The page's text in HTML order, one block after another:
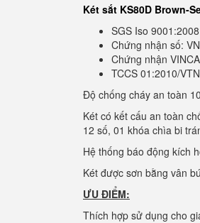
Két sắt KS80D Brown-
SGS Iso 9001:2008
Chứng nhận số:
Chứng nhận
TCCS 01:2010/
Độ chống cháy an toàn
Két có kết cấu an toàn
12 số, 01 khóa chìa bi
Hệ thống báo động kích
Két được sơn bằng vân
ƯU ĐIỂM:
Thích hợp sử dụng cho